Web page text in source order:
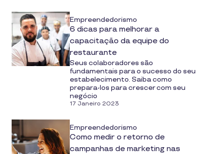
Empreendedorismo
6 dicas para melhorar a
capacitação da equipe do
restaurante
Seus colaboradores são
fundamentais para o sucesso do seu
estabelecimento. Saiba como
prepara-los para crescer com seu
negócio
17 Janeiro 2023
Empreendedorismo
Como medir o retorno de
campanhas de marketing nas